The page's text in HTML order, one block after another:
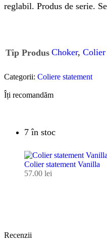
reglabil. Produs de serie.
Tip Produs Choker, Colier
Categorii: Coliere statement
Îți recomandăm
7 în stoc
Colier statement Vanilla
57.00 lei
Recenzii